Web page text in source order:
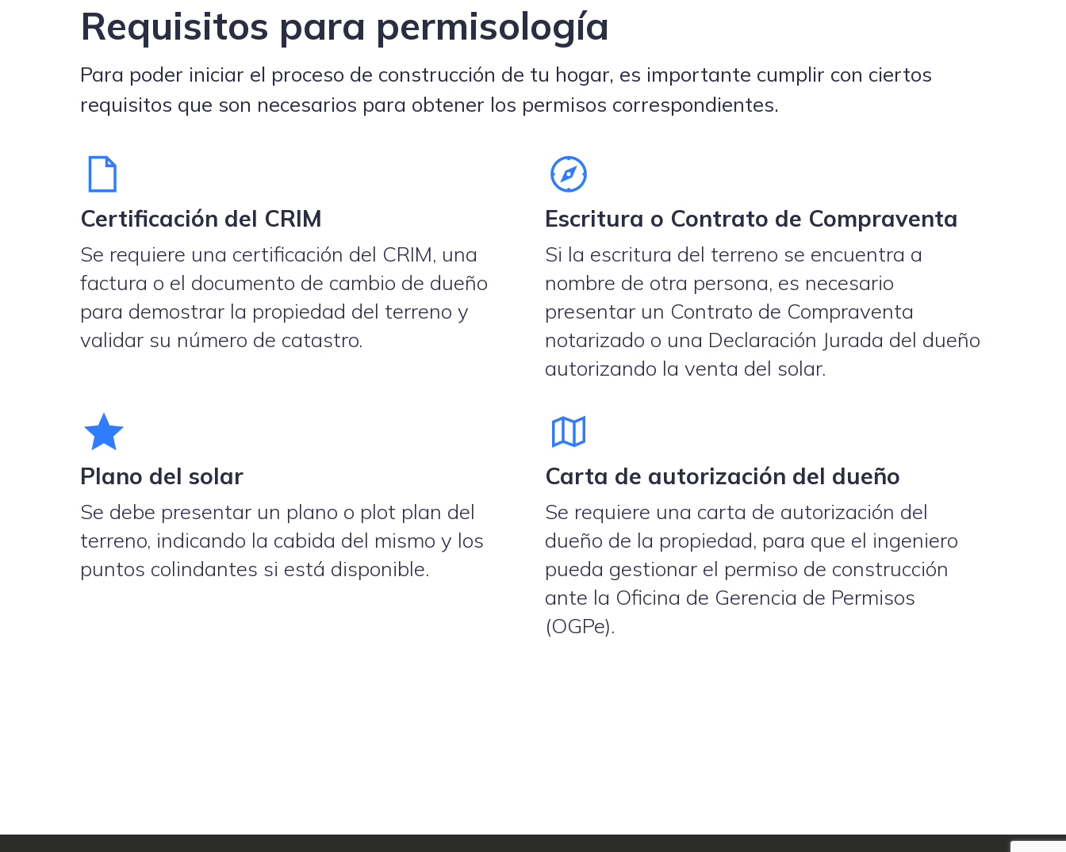
Requisitos para permisología
Para poder iniciar el proceso de construcción de tu hogar, es importante cumplir con ciertos
requisitos que son necesarios para obtener los permisos correspondientes.
Certificación del CRIM
Se requiere una certificación del CRIM, una
factura o el documento de cambio de dueño
para demostrar la propiedad del terreno y
validar su número de catastro.
Escritura o Contrato de Compraventa
Si la escritura del terreno se encuentra a
nombre de otra persona, es necesario
presentar un Contrato de Compraventa
notarizado o una Declaración Jurada del dueño
autorizando la venta del solar.
Plano del solar
Se debe presentar un plano o plot plan del
terreno, indicando la cabida del mismo y los
puntos colindantes si está disponible.
Carta de autorización del dueño
Se requiere una carta de autorización del
dueño de la propiedad, para que el ingeniero
pueda gestionar el permiso de construcción
ante la Oficina de Gerencia de Permisos
(OGPe).